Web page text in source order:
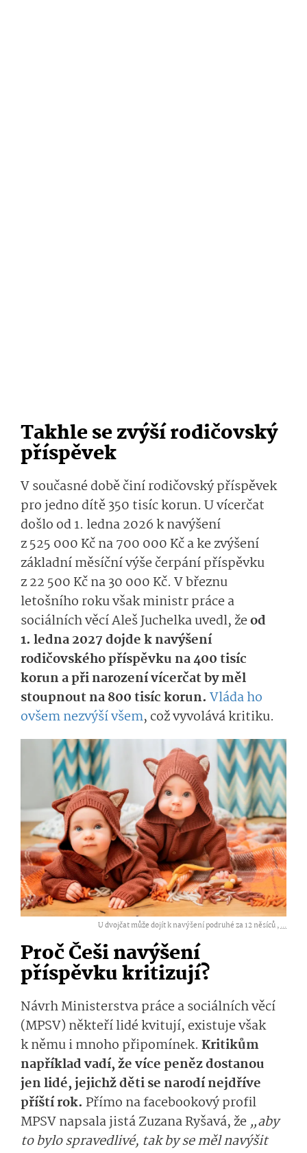
Takhle se zvýší rodičovský
příspěvek
V současné době činí rodičovský příspěvek
pro jedno dítě 350 tisíc korun. U vícerčat
došlo od 1. ledna 2026 k navýšení
z 525 000 Kč na 700 000 Kč a ke zvýšení
základní měsíční výše čerpání příspěvku
z 22 500 Kč na 30 000 Kč. V březnu
letošního roku však ministr práce a
sociálních věcí Aleš Juchelka uvedl, žeod
1. ledna 2027 dojde k navýšení
rodičovského příspěvku na 400 tisíc
korun a při narození vícerčat by měl
stoupnout na 800 tisíc korun. Vláda ho
ovšem nezvýší všem, což vyvolává kritiku.
U dvojčat může dojít k navýšení podruhé za 12 něsíců ,...
Proč Češi navýšení
příspěvku kritizují?
Návrh Ministerstva práce a sociálních věcí
(MPSV) někteří lidé kvitují, existuje však
k němu i mnoho připomínek. Kritikům
například vadí, že více peněz dostanou
jen lidé, jejichž děti se narodí nejdříve
příští rok. Přímo na facebookový profil
MPSV napsala jistá Zuzana Ryšavá, že „aby
to bylo spravedlivé, tak by se měl navýšit